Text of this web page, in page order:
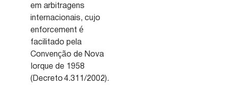
em arbitragens
internacionais, cujo
enforcement é
facilitado pela
Convenção de Nova
Iorque de 1958
(Decreto 4.311/2002).